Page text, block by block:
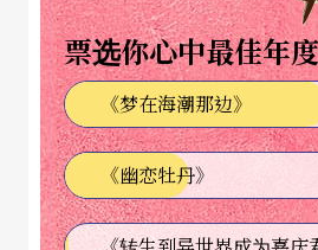
《天涯若比邻》在二○一四开
演以十元至两百元人民币的超
论，因为在中国看表演，最为
高不下，一场国内自制的舞台
至一千两百八十八元订票价，
票选你心中最佳年
《梦在海潮那边》
《幽恋牡丹》